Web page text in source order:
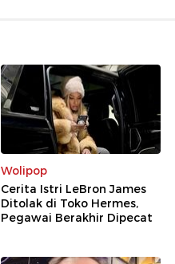
Wolipop
Cerita Istri LeBron James
Ditolak di Toko Hermes,
Pegawai Berakhir Dipecat